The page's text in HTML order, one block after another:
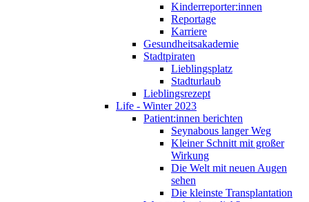
Kinderreporter:innen
Reportage
Karriere
Gesundheitsakademie
Stadtpiraten
Lieblingsplatz
Stadturlaub
Lieblingsrezept
Life - Winter 2023
Patient:innen berichten
Seynabous langer Weg
Kleiner Schnitt mit großer
Wirkung
Die Welt mit neuen Augen
sehen
Die kleinste Transplantation